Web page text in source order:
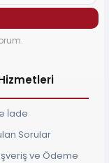
İade
Sorular
ve Ödeme